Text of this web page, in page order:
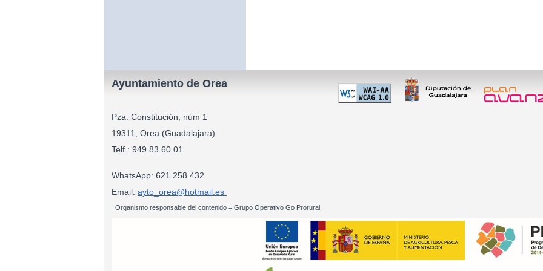
Ayuntamiento de Orea
Pza. Constitución, núm 1
19311, Orea (Guadalajara)
Telf.: 949 83 60 01
WhatsApp: 621 258 432
Email: ayto_orea@hotmail.es
Organismo responsable del contenido = Grupo Operativo Go Prorural.